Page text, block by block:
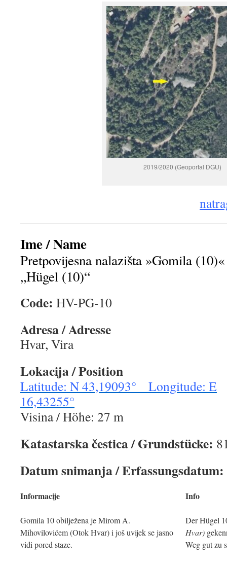
2019/2020 (Geoportal DGU)
Ime / Name
Pretpovijesna nalazišta »Gomila
„Hügel (10)“
Code: HV-PG-10
Adresa / Adresse
Hvar, Vira
Lokacija / Position
Latitude: N 43,19093° Longitude: E
16,43255°
Visina / Höhe: 27 m
Katastarska čestica / Grundstücke:
Datum snimanja / Erfassungsdatum:
Informacije
Gomila 10 obilježena je Mirom A.
Mihovilovićem (Otok Hvar) i još uvijek se jasno
vidi pored staze.
Info
Der Hügel
Hvar)
Weg gut zu